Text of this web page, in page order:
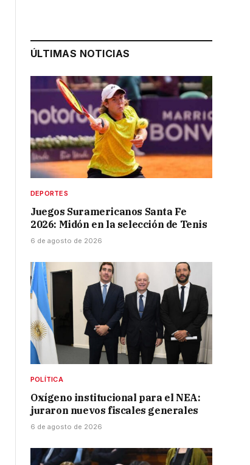
ÚLTIMAS NOTICIAS
DEPORTES
Juegos Suramericanos Santa Fe
2026: Midón en la selección de Tenis
6 de agosto de 2026
POLÍTICA
Oxígeno institucional para el NEA:
juraron nuevos fiscales generales
6 de agosto de 2026